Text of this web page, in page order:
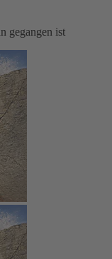
gegangen ist